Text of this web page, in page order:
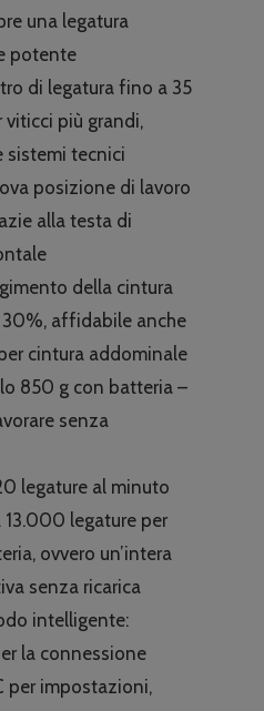
una legatura
potente
di legatura fino a 35
viticci più grandi,
sistemi tecnici
posizione di lavoro
alla testa di
della cintura
affidabile anche
cintura addominale
850 g con batteria –
senza
legature al minuto
13.000 legature per
ovvero un’intera
senza ricarica
intelligente:
la connessione
per impostazioni,